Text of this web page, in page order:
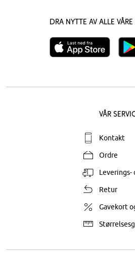
Dra nytte av alle
Vår
Kontakt
Ordre
Leverings-
Retur
Gavekort